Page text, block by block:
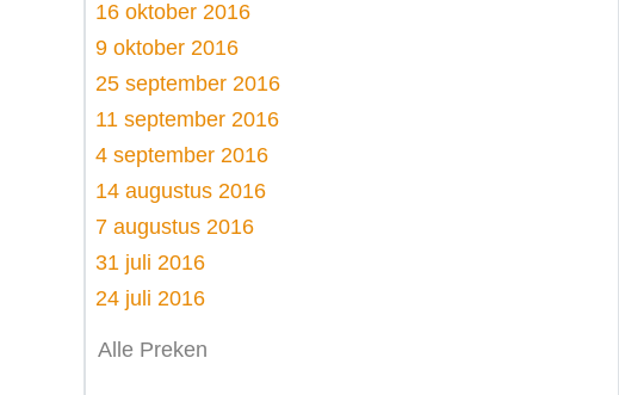
16 oktober 2016
9 oktober 2016
25 september 2016
11 september 2016
4 september 2016
14 augustus 2016
7 augustus 2016
31 juli 2016
24 juli 2016
Alle Preken